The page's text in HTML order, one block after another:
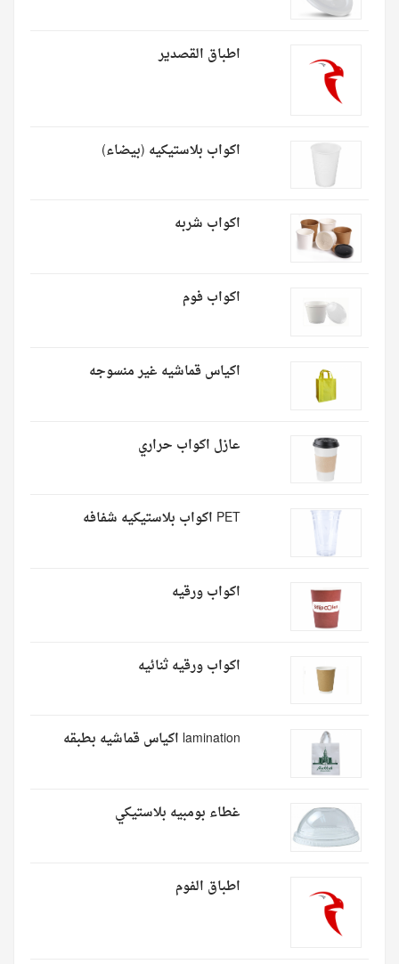
اطباق القصدير
اكواب بلاستيكيه (بيضاء)
اكواب شربه
اكواب فوم
اكياس قماشيه غير منسوجه
عازل اكواب حراري
PET اكواب بلاستيكيه شفافه
اكواب ورقيه
اكواب ورقيه ثنائيه
lamination اكياس قماشيه بطبقه
غطاء بومبيه بلاستيكي
اطباق الفوم